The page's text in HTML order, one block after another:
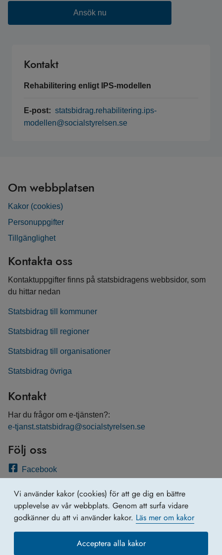
Vi använder kakor (cookies) för att ge dig en bättre
upplevelse av vår webbplats. Genom att surfa vidare
godkänner du att vi använder kakor. Läs mer om kakor
Acceptera alla kakor
Ansök nu
Kontakt
Rehabilitering enligt IPS-modellen
E-post: statsbidrag.rehabilitering.ips-
modellen@socialstyrelsen.se
Om webbplatsen
Kakor (cookies)
Personuppgifter
Tillgänglighet
Kontakta oss
Kontaktuppgifter finns på statsbidragens webbsidor, som
du hittar nedan
Statsbidrag till kommuner
Statsbidrag till regioner
Statsbidrag till organisationer
Statsbidrag övriga
Kontakt
Har du frågor om e-tjänsten?:
e-tjanst.statsbidrag@socialstyrelsen.se
Följ oss
Facebook
Linkedin